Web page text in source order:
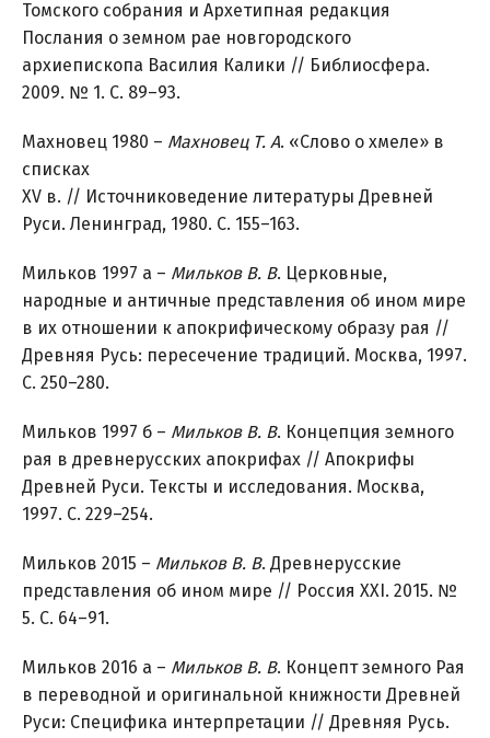
Томского собрания и Архетипная редакция
Послания о земном рае новгородского
архиепископа Василия Калики // Библиосфера.
2009. № 1. С. 89–93.
Махновец 1980 – Махновец Т. А. «Слово о хмеле» в
списках
XV в. // Источниковедение литературы Древней
Руси. Ленинград, 1980. С. 155–163.
Мильков 1997 а – Мильков В. В. Церковные,
народные и античные представления об ином мире
в их отношении к апокрифическому образу рая //
Древняя Русь: пересечение традиций. Москва, 1997.
С. 250–280.
Мильков 1997 б – Мильков В. В. Концепция земного
рая в древнерусских апокрифах // Апокрифы
Древней Руси. Тексты и исследования. Москва,
1997. С. 229–254.
Мильков 2015 – Мильков В. В. Древнерусские
представления об ином мире // Россия XXI. 2015. №
5. С. 64–91.
Мильков 2016 а – Мильков В. В. Концепт земного Рая
в переводной и оригинальной книжности Древней
Руси: Специфика интерпретации // Древняя Русь.